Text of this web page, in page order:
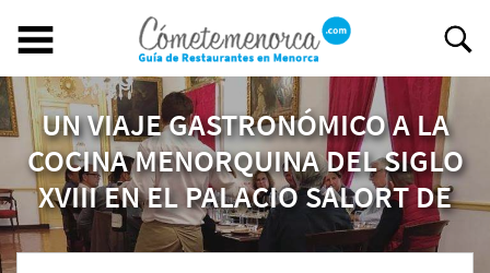
Buscar restaurante
BUSCAR RESTAURANTE
EXPERIENCIAS GASTRONÓMICAS
Restaurantes en Menorca
UN VIAJE GASTRONÓMICO A LA
COCINA MENORQUINA DEL SIGLO
XVIII EN EL PALACIO SALORT DE
CIUTADELLA, CON FELIP LLUFRIU